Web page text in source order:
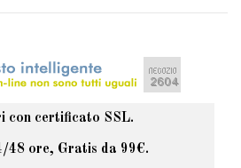
con certificato SSL.
48 ore, Gratis da 99€.